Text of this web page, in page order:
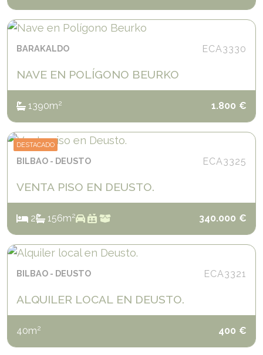
BARAKALDO ECA3330
NAVE EN POLÍGONO BEURKO
1390m2 1.800 €
DESTACADO
BILBAO DEUSTO ECA3325
VENTA PISO EN DEUSTO.
2 156m2 340.000 €
BILBAO DEUSTO ECA3321
ALQUILER LOCAL EN DEUSTO.
40m2 400 €